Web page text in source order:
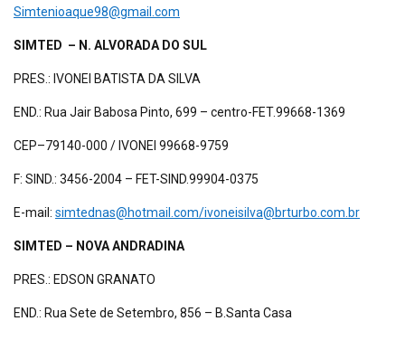
Simtenioaque98@gmail.com
SIMTED – N. ALVORADA DO SUL
PRES.: IVONEI BATISTA DA SILVA
END.: Rua Jair Babosa Pinto, 699 – centro-FET.99668-1369
CEP–79140-000 / IVONEI 99668-9759
F: SIND.: 3456-2004 – FET-SIND.99904-0375
E-mail: simtednas@hotmail.com/ivoneisilva@brturbo.com.br
SIMTED – NOVA ANDRADINA
PRES.: EDSON GRANATO
END.: Rua Sete de Setembro, 856 – B.Santa Casa